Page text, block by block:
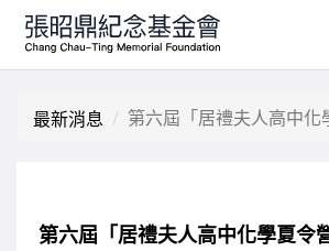
最新消息 第六屆「居禮夫人高中化學夏令營」
第六屆「居禮夫人高中化學夏令